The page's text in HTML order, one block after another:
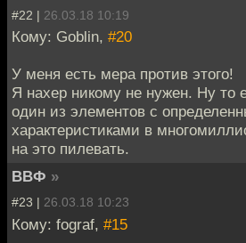
#22 | 26.03.18 10:19
Кому: Goblin, #20
У меня есть мера против этого!
Я нахер никому не нужен. Ну то
один из элементов с
характеристиками в
на это пилевать.
ВВФ »
#23 | 26.03.18 10:23
Кому: fograf, #15